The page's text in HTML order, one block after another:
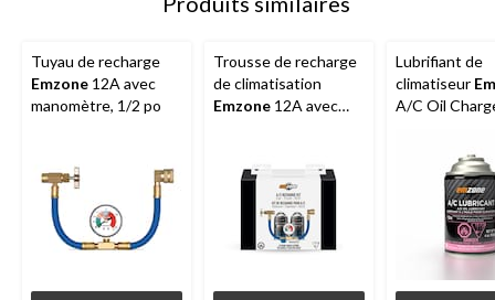
Tuyau de recharge
Emzone 12A avec
manomètre, 1/2 po
Trousse de recharge
de climatisation
Emzone 12A avec
Lubrifiant de
climatiseur
A/C Oil